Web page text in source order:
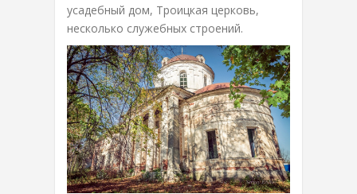
усадебный дом, Троицкая церковь,
несколько служебных строений.